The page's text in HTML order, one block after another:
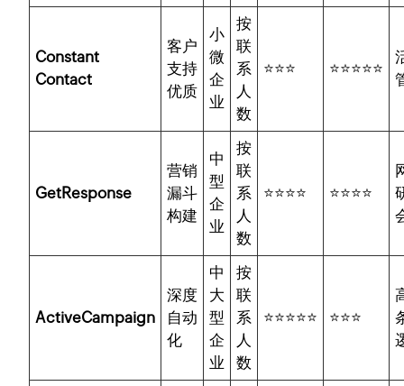
Constant
Contact
客户
支持
优质
小
微
企
业
按
联
系
人
数
⭐⭐⭐ ⭐⭐⭐⭐⭐
GetResponse
营销
漏斗
构建
中
型
企
业
按
联
系
人
数
⭐⭐⭐⭐ ⭐⭐⭐⭐
ActiveCampaign
深度
自动
化
中
大
型
企
业
按
联
系
人
数
⭐⭐⭐⭐⭐ ⭐⭐⭐